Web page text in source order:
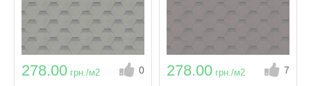
278.00 грн./м2 0 278.00 грн./м2 7